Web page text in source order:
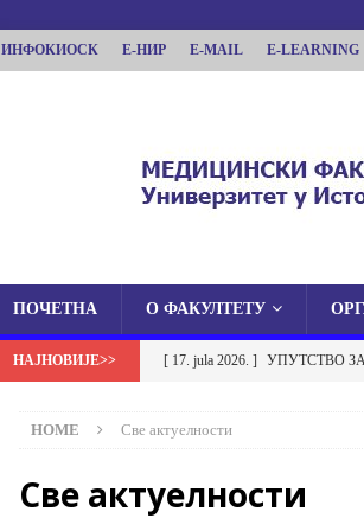
ИНФОКИОСК Е-НИР E-MAIL E-LEARNING
МЕДИЦИНСКИ
МЕДИЦИНСКИ ФАКУЛТЕТ
ПОЧЕТНА О ФАКУЛТЕТУ
[ 17. jula 2026. ] УПУТСТВО
[ 17. jula 2026. ]
HOME Све актуелности
Све актуелности